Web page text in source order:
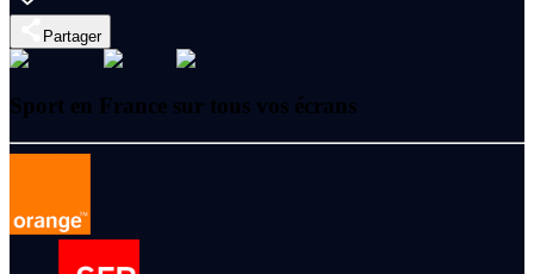
Partager
Sport en France sur tous vos écrans